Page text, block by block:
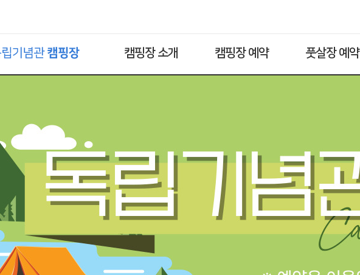
캠핑장 소개 캠핑장 예약 풋살장 예약